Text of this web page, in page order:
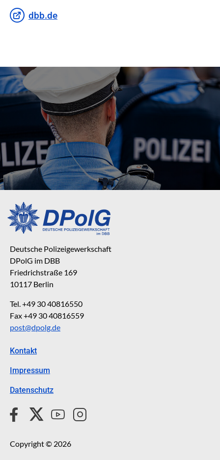
dbb.de
Deutsche Polizeigewerkschaft
DPolG im DBB
Friedrichstraße 169
10117 Berlin
Tel. +49 30 40816550
Fax +49 30 40816559
post@dpolg.de
Kontakt
Impressum
Datenschutz
Copyright © 2026